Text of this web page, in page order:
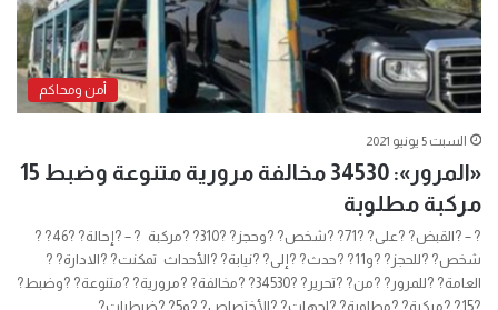
أمن ومحاكم
السبت 5 يونيو 2021
«المرور»: 34530 مخالفة مرورية متنوعة وضبط 15
مركبة مطلوبة
? – ?القبض? ?على? ?71? ?شخص? ?وحجز? ?310? ?مركبة ? – ?إحالة? ?46? ?
شخص? ?للحجز? ?و11? ?حدث? ?إلى? ?نيابة? ?الأحداث تمكنت? ?الادارة? ?
العامة? ?للمرور? ?من? ?تحرير? ?34530? ?مخالفة? ?مرورية? ?متنوعة? ?وضبط?
?15? ?مركبة? ?مطلوبة? ?لجهات? ?الأختصاص? ?و5? ?ضبطيات?…